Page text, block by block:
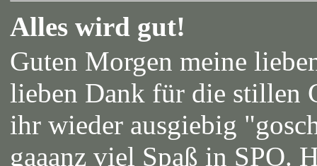
Alles wird gut!
Guten Morgen meine
lieben Dank für die stillen
ihr wieder ausgiebig
gaaanz viel Spaß in SPO.